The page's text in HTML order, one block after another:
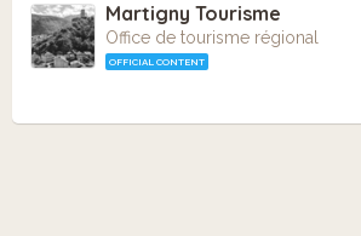
Martigny Tourisme
Office de tourisme régional
OFFICIAL CONTENT